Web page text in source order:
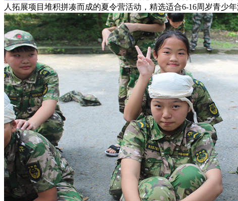
人拓展项目堆积拼凑而成的夏令营活动，精选适合6-16周岁青少